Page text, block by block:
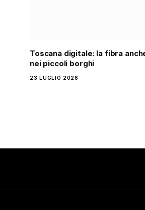
Toscana digitale: la fibra
nei piccoli borghi
23 LUGLIO 2026